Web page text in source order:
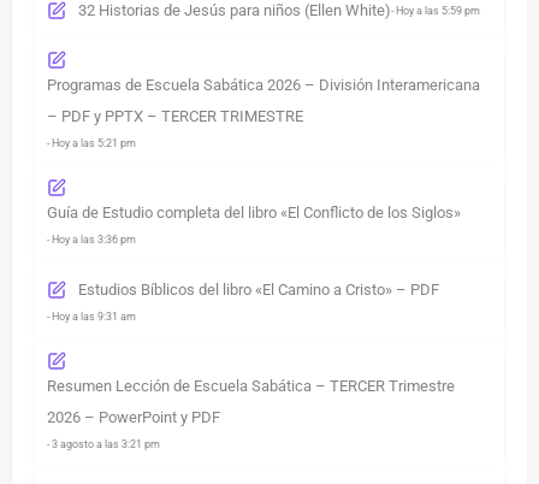
32 Historias de Jesús para niños (Ellen White)- Hoy a las 5:59 pm
Programas de Escuela Sabática 2026 – División Interamericana
– PDF y PPTX – TERCER TRIMESTRE
- Hoy a las 5:21 pm
Guía de Estudio completa del libro «El Conflicto de los Siglos»
- Hoy a las 3:36 pm
Estudios Bíblicos del libro «El Camino a Cristo» – PDF
- Hoy a las 9:31 am
Resumen Lección de Escuela Sabática – TERCER Trimestre
2026 – PowerPoint y PDF
- 3 agosto a las 3:21 pm